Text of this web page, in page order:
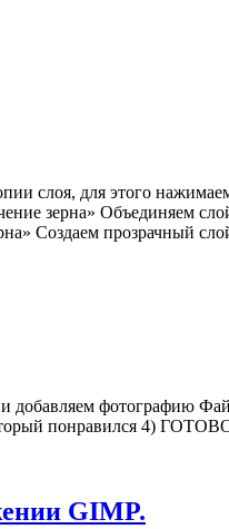
слоя, для этого
зерна» Объединяем
Создаем прозрачный
добавляем фотографию
понравился 4)
GIMP.